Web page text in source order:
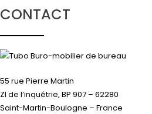
CONTACT
55 rue Pierre Martin
ZI de l’inquétrie, BP 907 – 62280
Saint-Martin-Boulogne – France